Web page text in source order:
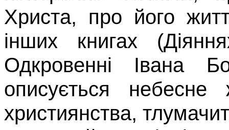
Христа, про його
інших книгах
Одкро­венні Івана
описується
християнства,